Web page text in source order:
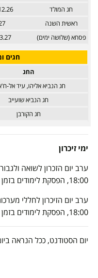
חג המולד
ראשית השנה
פסחא (שלושה ימים)
חגים
החג
חג הנביא אליהו, עיד אל-
חג הנביא שועייב
חג הקורבן
ימי זיכרון
ערב יום הזכרון לשואה
18:00, הפסקת לימודים בזמן הטקס (אגף הדיקן)
ערב יום הזיכרון לחללי
18:00, הפסקת לימודים בזמן הטקס (אגף הדיקן)
יום הסטודנט, ככל הנראה ביום